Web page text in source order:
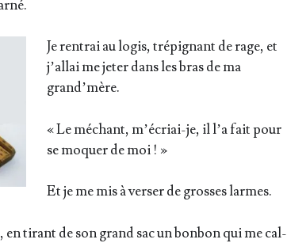
Je ren­trai au logis, tré­pi­gnant de rage, et
j’al­lai me jeter dans les bras de ma
grand’mère.
« Le méchant, m’é­criai-je, il l’a fait pour
se moquer de moi ! »
Et je me mis à ver­ser de grosses larmes.
tirant de son grand sac un bon­bon qui me cal­